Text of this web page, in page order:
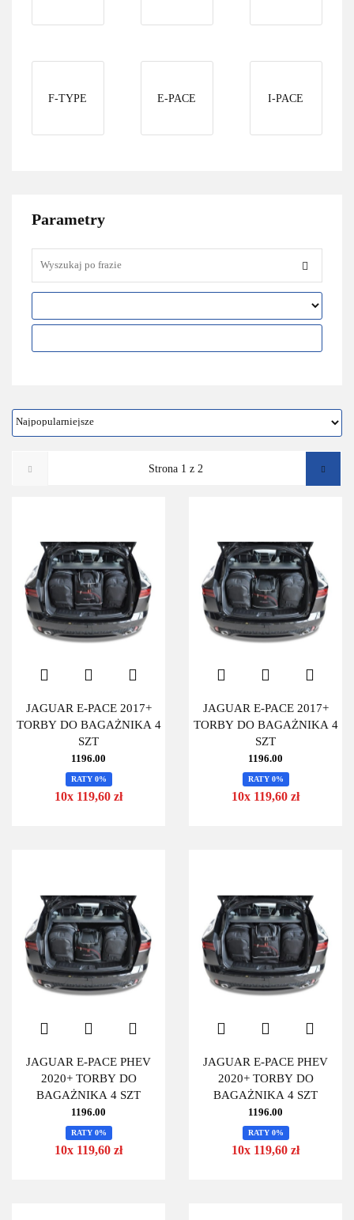
F-TYPE E-PACE I-PACE
Parametry
JAGUAR E-PACE 2017+
TORBY DO BAGAŻNIKA 4
SZT
1196.00
RATY 0%
10x 119,60 zł
JAGUAR E-PACE 2017+
TORBY DO BAGAŻNIKA 4
SZT
1196.00
RATY 0%
10x 119,60 zł
JAGUAR E-PACE PHEV
2020+ TORBY DO
BAGAŻNIKA 4 SZT
1196.00
RATY 0%
10x 119,60 zł
JAGUAR E-PACE PHEV
2020+ TORBY DO
BAGAŻNIKA 4 SZT
1196.00
RATY 0%
10x 119,60 zł